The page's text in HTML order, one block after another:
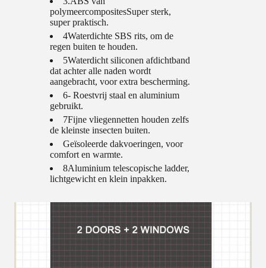
polymeercompositesSuper sterk,
super praktisch.
4Waterdichte SBS rits, om de
regen buiten te houden.
5Waterdicht siliconen afdichtband
dat achter alle naden wordt
aangebracht, voor extra bescherming.
6- Roestvrij staal en aluminium
gebruikt.
7Fijne vliegennetten houden zelfs
de kleinste insecten buiten.
Geïsoleerde dakvoeringen, voor
comfort en warmte.
8Aluminium telescopische ladder,
lichtgewicht en klein inpakken.